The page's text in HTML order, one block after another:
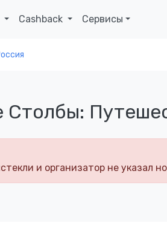
Cashback Сервисы
Столбы:
и организатор не указал